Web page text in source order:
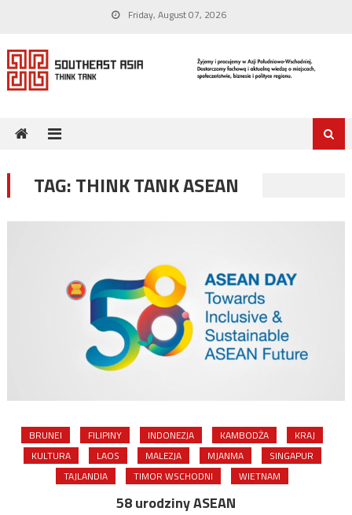
content
Friday, August 07, 2026
TAG:THINK TANK ASEAN
BRUNEI FILIPINY INDONEZJA KAMBODŻA
KRAJ
KULTURA
LAOS MALEZJA MJANMA
SINGAPUR
TAJLANDIA
TIMOR WSCHODNI WIETNAM
58 urodziny ASEAN